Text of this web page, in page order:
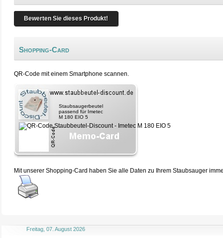
Bewerten Sie dieses Produkt!
Shopping-Card
QR-Code mit einem Smartphone scannen.
Staubsaugerbeutel
passend für Imetec
M 180 EIO 5
Mit unserer Shopping-Card haben Sie alle Daten zu Ihrem Staubsauger
Freitag, 07. August 2026